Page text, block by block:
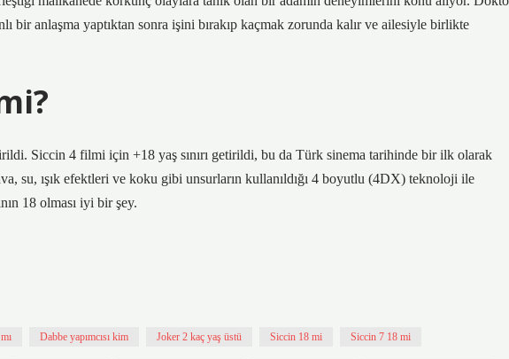
bir anlaşma yaptıktan sonra işini bırakıp kaçmak zorunda kalır ve ailesiyle birlikte
Siccin 4 filmi için +18 yaş sınırı getirildi, bu da Türk sinema tarihinde bir ilk olarak
su, ışık efektleri ve koku gibi unsurların kullanıldığı 4 boyutlu (4DX) teknoloji ile
18 olması iyi bir şey.
Dabbe yapımcısı kim Joker 2 kaç yaş üstü Siccin 18 mi Siccin 7 18 mi